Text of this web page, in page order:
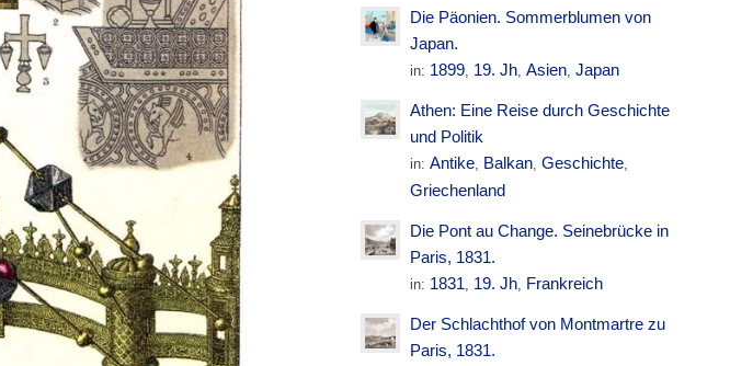
Die Päonien. Sommerblumen von
Japan.
in: 1899, 19. Jh,Asien,Japan
Athen: Eine Reise durch Geschichte
und Politik
in:Antike, Balkan,Geschichte,
Griechenland
Die Pont au Change. Seinebrücke in
Paris, 1831.
in: 1831, 19. Jh, Frankreich
Der Schlachthof von Montmartre zu
Paris, 1831.